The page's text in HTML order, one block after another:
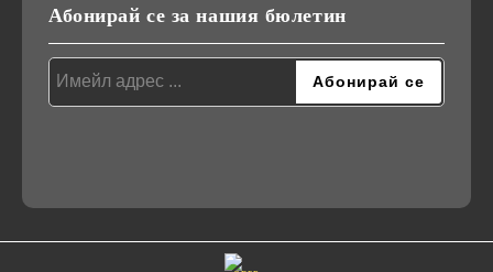
Абонирай се за нашия бюлетин